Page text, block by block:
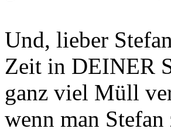
Und, lieber
Zeit in DEINER
ganz viel Müll
wenn man